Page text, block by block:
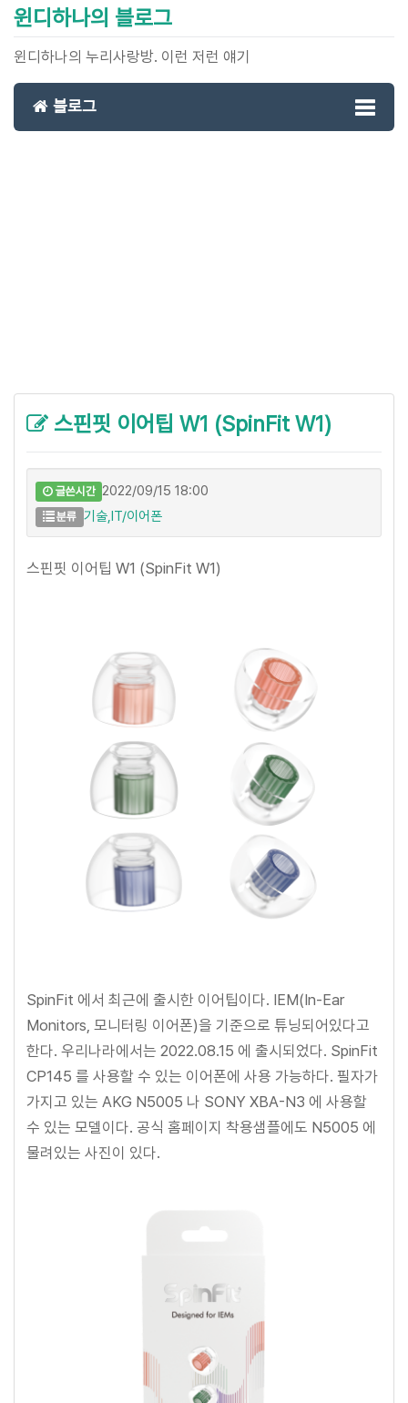
윈디하나의 블로그
윈디하나의 누리사랑방. 이런 저런 얘기
블로그
스핀핏 이어팁 W1 (SpinFit W1)
글쓴시간 2022/09/15 18:00
분류 기술,IT/이어폰
스핀핏 이어팁 W1 (SpinFit W1)
SpinFit 에서 최근에 출시한 이어팁이다. IEM(In-Ear
Monitors, 모니터링 이어폰)을 기준으로 튜닝되어있다고
한다. 우리나라에서는 2022.08.15 에 출시되었다. SpinFit
CP145 를 사용할 수 있는 이어폰에 사용 가능하다. 필자가
가지고 있는 AKG N5005 나 SONY XBA-N3 에 사용할
수 있는 모델이다. 공식 홈페이지 착용샘플에도 N5005 에
물려있는 사진이 있다.